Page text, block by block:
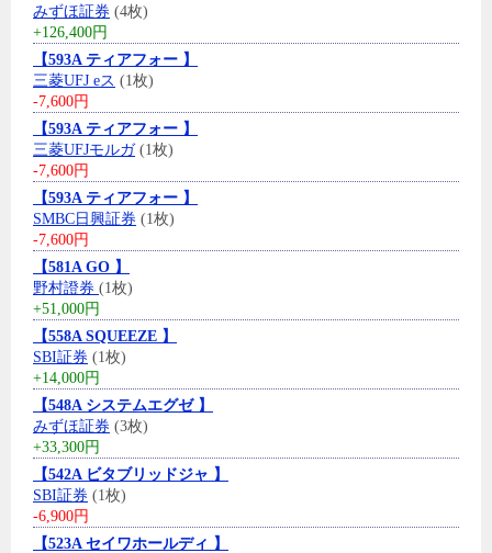
みずほ証券 (4枚)
+126,400円
【593A ティアフォー 】
三菱UFJ eス (1枚)
-7,600円
【593A ティアフォー 】
三菱UFJモルガ(1枚)
-7,600円
【593A ティアフォー 】
SMBC日興証券 (1枚)
-7,600円
【581A GO 】
野村證券 (1枚)
+51,000円
【558A SQUEEZE 】
SBI証券 (1枚)
+14,000円
【548A システムエグゼ 】
みずほ証券 (3枚)
+33,300円
【542A ビタブリッドジャ 】
SBI証券 (1枚)
-6,900円
【523A セイワホールディ 】